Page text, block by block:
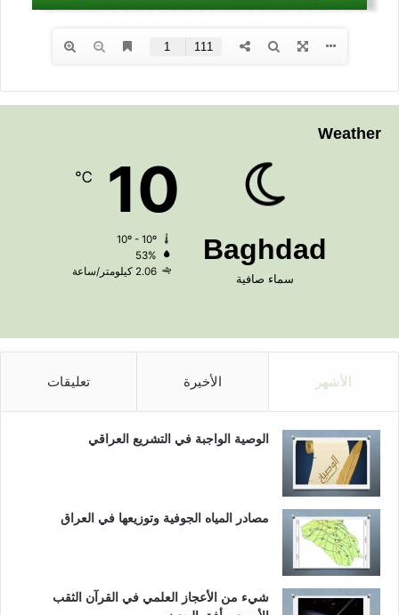
Weather
Baghdad
سماء صافية
10
℃
53%
2.06 كيلومتر/ساعة
الأشهر الأخيرة تعليقات
الوصية الواجبة في التشريع العراقي
مصادر المياه الجوفية وتوزيعها في العراق
شيء من الأعجاز العلمي في القرآن الثقب